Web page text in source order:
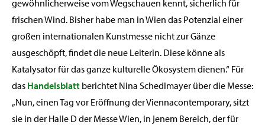
gewöhnlicherweise vom Wegschauen kennt, sicherlich für
frischen Wind. Bisher habe man in Wien das Potenzial einer
großen internationalen Kunstmesse nicht zur Gänze
ausgeschöpft, findet die neue Leiterin. Diese könne als
Katalysator für das ganze kulturelle Ökosystem dienen.“ Für
das Handelsblatt berichtet Nina Schedlmayer über die Messe:
„Nun, einen Tag vor Eröffnung der Viennacontemporary, sitzt
sie in der Halle D der Messe Wien, in jenem Bereich, der für